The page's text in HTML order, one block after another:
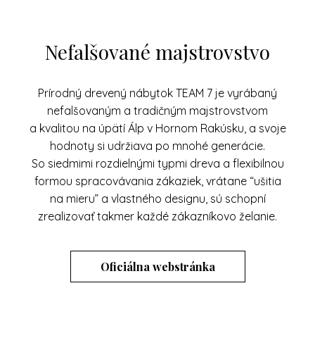
Nefalšované majstrovstvo
Prírodný drevený nábytok TEAM 7 je vyrábaný
nefalšovaným a tradičným majstrovstvom
a kvalitou na úpätí Álp v Hornom Rakúsku, a svoje
hodnoty si udržiava po mnohé generácie.
So siedmimi rozdielnými typmi dreva a flexibilnou
formou spracovávania zákaziek, vrátane “ušitia
na mieru” a vlastného designu, sú schopní
zrealizovať takmer každé zákazníkovo želanie.
Oficiálna webstránka